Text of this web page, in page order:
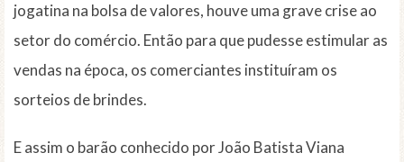
jogatina na bolsa de valores, houve uma grave crise ao
setor do comércio. Então para que pudesse estimular as
vendas na época, os comerciantes instituíram os
sorteios de brindes.
E assim o barão conhecido por João Batista Viana